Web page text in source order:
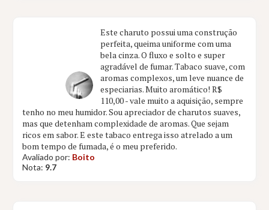
Este charuto possui uma construção
perfeita, queima uniforme com uma
bela cinza. O fluxo e solto e super
agradável de fumar. Tabaco suave, com
aromas complexos, um leve nuance de
especiarias. Muito aromático! R$
110,00 - vale muito a aquisição, sempre
tenho no meu humidor. Sou apreciador de charutos suaves,
mas que detenham complexidade de aromas. Que sejam
ricos em sabor. E este tabaco entrega isso atrelado a um
bom tempo de fumada, é o meu preferido.
Avaliado por: Boito
Nota: 9.7